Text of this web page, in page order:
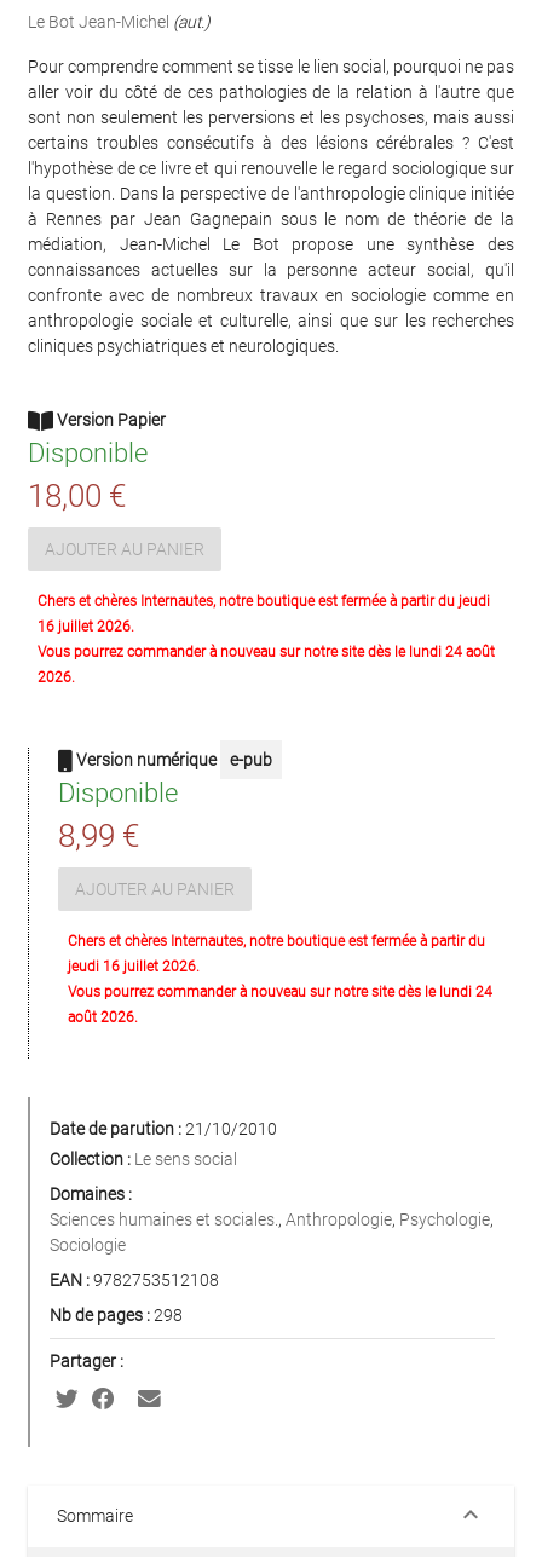
Le Bot Jean-Michel (aut.)
Pour comprendre comment se tisse le lien social, pourquoi ne pas
aller voir du côté de ces pathologies de la relation à l'autre que
sont non seulement les perversions et les psychoses, mais aussi
certains troubles consécutifs à des lésions cérébrales ? C'est
l'hypothèse de ce livre et qui renouvelle le regard sociologique sur
la question. Dans la perspective de l'anthropologie clinique initiée
à Rennes par Jean Gagnepain sous le nom de théorie de la
médiation, Jean-Michel Le Bot propose une synthèse des
connaissances actuelles sur la personne acteur social, qu'il
confronte avec de nombreux travaux en sociologie comme en
anthropologie sociale et culturelle, ainsi que sur les recherches
cliniques psychiatriques et neurologiques.
Version Papier
Disponible
18,00 €
AJOUTER AU PANIER
Chers et chères Internautes, notre boutique est fermée à partir du jeudi
16 juillet 2026.
Vous pourrez commander à nouveau sur notre site dès le lundi 24 août
2026.
Version numérique e-pub
Disponible
8,99 €
AJOUTER AU PANIER
Chers et chères Internautes, notre boutique est fermée à partir du
jeudi 16 juillet 2026.
Vous pourrez commander à nouveau sur notre site dès le lundi 24
août 2026.
Date de parution :21/10/2010
Collection : Le sens social
Domaines :
Sciences humaines et sociales., Anthropologie, Psychologie,
Sociologie
EAN :9782753512108
Nb de pages :298
Partager :
Sommaire keyboard_arrow_down